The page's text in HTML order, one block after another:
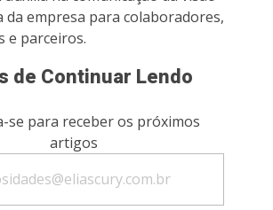
da empresa para colaboradores,
e parceiros.
de Continuar Lendo
se para receber os próximos
artigos